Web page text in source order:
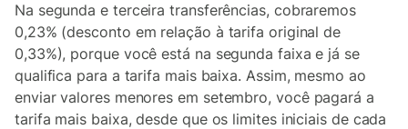
Na segunda e terceira transferências, cobraremos
0,23% (desconto em relação à tarifa original de
0,33%), porque você está na segunda faixa e já se
qualifica para a tarifa mais baixa. Assim, mesmo ao
enviar valores menores em setembro, você pagará a
tarifa mais baixa, desde que os limites iniciais de cada